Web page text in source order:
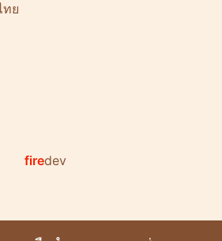
ทย
firedev